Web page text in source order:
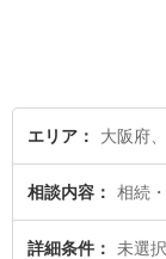
エリア 大阪府
相談内容 相続
詳細条件 未選択